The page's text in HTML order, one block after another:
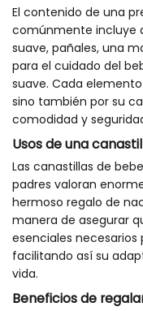
El contenido de una
comúnmente incluye
suave, pañales, una
para el cuidado del
suave. Cada
sino también por su
comodidad y
Usos de una
Las canastillas de
padres valoran
hermoso regalo de
manera de asegurar
esenciales necesarios
facilitando así su
vida.
Beneficios de